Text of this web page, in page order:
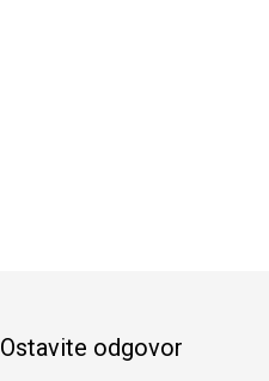
Ostavite odgovor